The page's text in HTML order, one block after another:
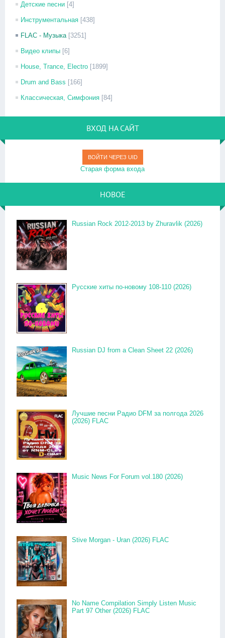
Детские песни [4]
Инструментальная [438]
FLAC - Музыка [3251]
Видео клипы [6]
House, Trance, Electro [1899]
Drum and Bass [166]
Классическая, Симфония [84]
ВХОД НА САЙТ
ВОЙТИ ЧЕРЕЗ UID
Старая форма входа
НОВОЕ
Russian Rock 2012-2013 by Zhuravlik (2026)
Русские хиты по-новому 108-110 (2026)
Russian DJ from a Clean Sheet 22 (2026)
Лучшие песни Радио DFM за полгода 2026
(2026) FLAC
Music News For Forum vol.180 (2026)
Stive Morgan - Uran (2026) FLAC
No Name Compilation Simply Listen Music
Part 97 Other (2026) FLAC